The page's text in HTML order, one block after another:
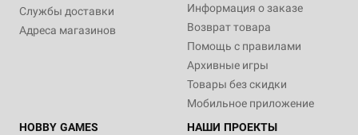
Службы доставки
Адреса магазинов
Информация о заказе
Возврат товара
Помощь с правилами
Архивные игры
Товары без скидки
Мобильное приложение
HOBBY GAMES
НАШИ ПРОЕКТЫ